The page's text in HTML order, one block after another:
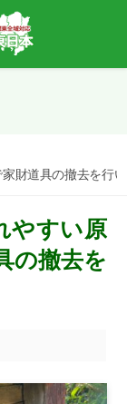
財道具の撤去を行
やすい原
の撤去を